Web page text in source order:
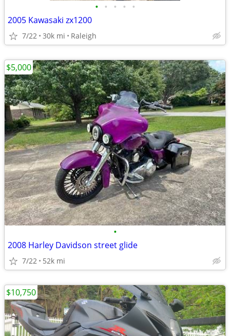
• • • • •
2005 Kawasaki zx1200
7/22 30k mi Raleigh
•
2008 Harley Davidson street glide
7/22 52k mi
$5,000
$10,750